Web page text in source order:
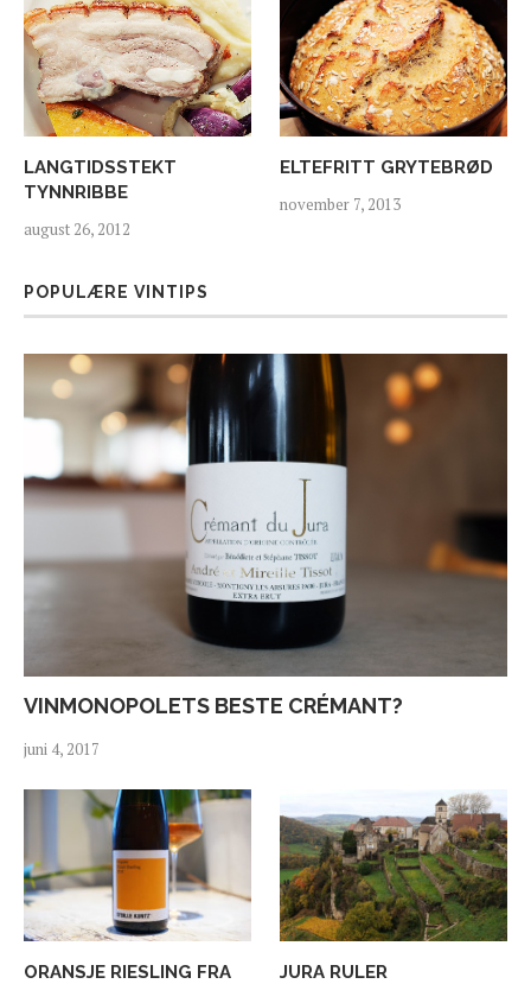
LANGTIDSSTEKT
TYNNRIBBE
august 26, 2012
ELTEFRITT GRYTEBRØD
november 7, 2013
POPULÆRE VINTIPS
VINMONOPOLETS BESTE CRÉMANT?
juni 4, 2017
ORANSJE RIESLING FRA
JURA RULER